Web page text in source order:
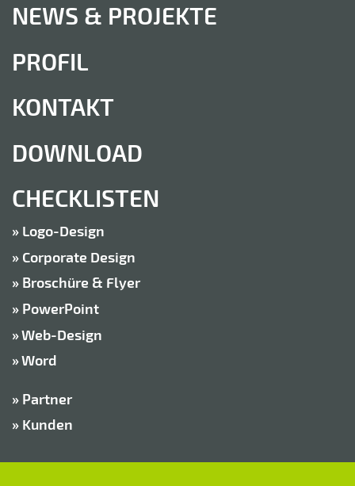
NEWS & PROJEKTE
PROFIL
KONTAKT
DOWNLOAD
CHECKLISTEN
Logo-Design
Corporate Design
Broschüre & Flyer
Power­Point
Web-Design
Word
Partner
Kunden